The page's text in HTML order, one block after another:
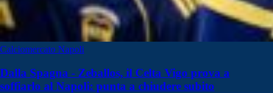
Calciomercato Napoli
Dalla Spagna - Zeballos, il Celta Vigo prova a
soffiarlo al Napoli: punta a chiudere subito